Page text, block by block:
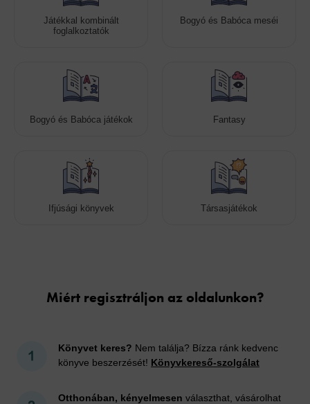
Játékkal kombinált
foglalkoztatók
Bogyó és Babóca meséi
Bogyó és Babóca játékok Fantasy
Ifjúsági könyvek Társasjátékok
Miért regisztráljon az oldalunkon?
Könyvet keres? Nem találja? Bízza ránk kedvenc
könyve beszerzését! Könyvkereső-szolgálat
Otthonában, kényelmesen választhat, vásárolhat